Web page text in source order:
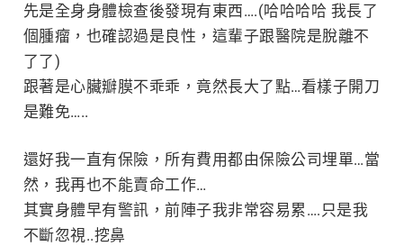
先是全身身體檢查後發現有東西….(哈哈哈哈 我長了
個腫瘤，也確認過是良性，這輩子跟醫院是脫離不
了了)
跟著是心臟瓣膜不乖乖，竟然長大了點…看樣子開刀
是難免…..
還好我一直有保險，所有費用都由保險公司埋單…當
然，我再也不能賣命工作…
其實身體早有警訊，前陣子我非常容易累….只是我
不斷忽視..挖鼻